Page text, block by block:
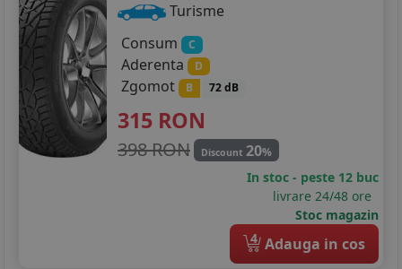
Turisme
Consum
C
Aderenta D
Zgomot B 72 dB
315 RON
398 RON Discount 20%
In stoc - peste 12 buc
livrare 24/48 ore
Stoc magazin
4 Adauga in cos